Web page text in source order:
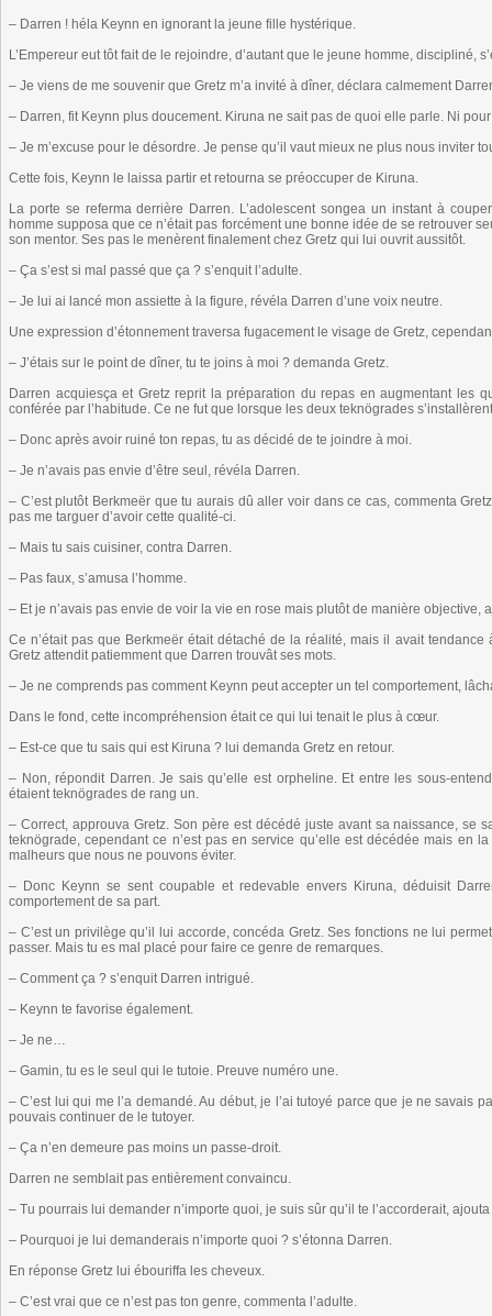
– Darren ! héla Keynn en ignorant la jeune fille hystérique.
L’Empereur eut tôt fait de le rejoindre, d’autant que le jeune homme, discipliné,
– Je viens de me souvenir que Gretz m’a invité à dîner, déclara calmement
– Darren, fit Keynn plus doucement. Kiruna ne sait pas de quoi elle parle. Ni
– Je m’excuse pour le désordre. Je pense qu’il vaut mieux ne plus nous inviter
Cette fois, Keynn le laissa partir et retourna se préoccuper de Kiruna.
La porte se referma derrière Darren. L’adolescent songea un instant à
homme supposa que ce n’était pas forcément une bonne idée de se retrouver
son mentor. Ses pas le menèrent finalement chez Gretz qui lui ouvrit aussitôt.
– Ça s’est si mal passé que ça ? s’enquit l’adulte.
– Je lui ai lancé mon assiette à la figure, révéla Darren d’une voix neutre.
Une expression d’étonnement traversa fugacement le visage de Gretz,
– J’étais sur le point de dîner, tu te joins à moi ? demanda Gretz.
Darren acquiesça et Gretz reprit la préparation du repas en augmentant les
conférée par l’habitude. Ce ne fut que lorsque les deux teknögrades
– Donc après avoir ruiné ton repas, tu as décidé de te joindre à moi.
– Je n’avais pas envie d’être seul, révéla Darren.
– C’est plutôt Berkmeër que tu aurais dû aller voir dans ce cas, commenta
pas me targuer d’avoir cette qualité-ci.
– Mais tu sais cuisiner, contra Darren.
– Pas faux, s’amusa l’homme.
– Et je n’avais pas envie de voir la vie en rose mais plutôt de manière objective,
Ce n’était pas que Berkmeër était détaché de la réalité, mais il avait
Gretz attendit patiemment que Darren trouvât ses mots.
– Je ne comprends pas comment Keynn peut accepter un tel comportement,
Dans le fond, cette incompréhension était ce qui lui tenait le plus à cœur.
– Est-ce que tu sais qui est Kiruna ? lui demanda Gretz en retour.
– Non, répondit Darren. Je sais qu’elle est orpheline. Et entre les sous-
étaient teknögrades de rang un.
– Correct, approuva Gretz. Son père est décédé juste avant sa naissance, se
teknögrade, cependant ce n’est pas en service qu’elle est décédée mais en
malheurs que nous ne pouvons éviter.
– Donc Keynn se sent coupable et redevable envers Kiruna, déduisit
comportement de sa part.
– C’est un privilège qu’il lui accorde, concéda Gretz. Ses fonctions ne lui
passer. Mais tu es mal placé pour faire ce genre de remarques.
– Comment ça ? s’enquit Darren intrigué.
– Keynn te favorise également.
– Je ne…
– Gamin, tu es le seul qui le tutoie. Preuve numéro une.
– C’est lui qui me l’a demandé. Au début, je l’ai tutoyé parce que je ne savais
pouvais continuer de le tutoyer.
– Ça n’en demeure pas moins un passe-droit.
Darren ne semblait pas entièrement convaincu.
– Tu pourrais lui demander n’importe quoi, je suis sûr qu’il te l’accorderait, ajouta
– Pourquoi je lui demanderais n’importe quoi ? s’étonna Darren.
En réponse Gretz lui ébouriffa les cheveux.
– C’est vrai que ce n’est pas ton genre, commenta l’adulte.